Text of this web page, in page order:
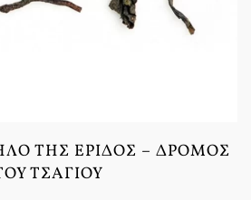
ΤΗΣ ΈΡΙΔΟΣ – ΔΡΌΜΟΣ
ΤΣΑΓΙΟΎ